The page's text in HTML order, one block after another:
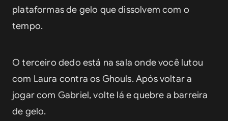
plataformas de gelo que dissolvem com o
tempo.
O terceiro dedo está na sala onde você lutou
com Laura contra os Ghouls. Após voltar a
jogar com Gabriel, volte lá e quebre a barreira
de gelo.